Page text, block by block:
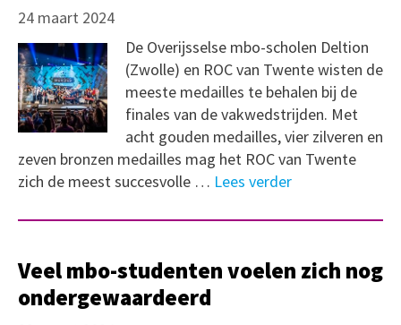
24 maart 2024
De Overijsselse mbo-scholen Deltion
(Zwolle) en ROC van Twente wisten de
meeste medailles te behalen bij de
finales van de vakwedstrijden. Met
acht gouden medailles, vier zilveren en
zeven bronzen medailles mag het ROC van Twente
zich de meest succesvolle … Lees verder
Veel mbo-studenten voelen zich nog
ondergewaardeerd